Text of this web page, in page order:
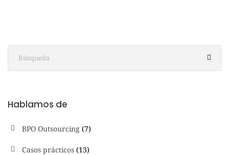
Hablamos de
BPO Outsourcing (7)
Casos prácticos (13)